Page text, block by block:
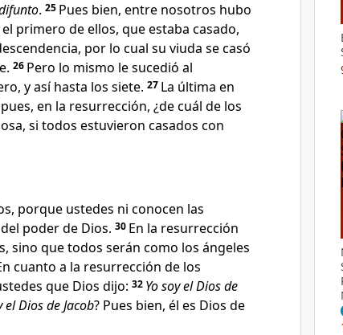
. 25 Pues bien, entre nosotros hubo
primero de ellos, que estaba casado,
por lo cual su viuda se casó
26 Pero lo mismo le sucedió al
y así hasta los siete. 27 La última en
en la resurrección, ¿de cuál de los
si todos estuvieron casados con
porque ustedes ni conocen las
poder de Dios. 30 En la resurrección
sino que todos serán como los ángeles
cuanto a la resurrección de los
que Dios dijo: 32 Yo soy el Dios de
Dios de Jacob? Pues bien, él es Dios de